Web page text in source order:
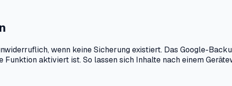
wenn keine Sicherung existiert. Das Google-
aktiviert ist. So lassen sich Inhalte nach einem